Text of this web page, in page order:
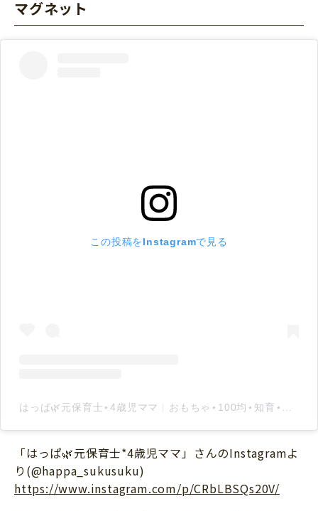
マグネット
この投稿をInstagramで見る
はっぱ🌿元保育士⋆4歳児ママ︴おもちゃ⋆100均⋆知育⋆育児(@happa_sukusuku)がシェアした投稿
「はっぱ🌿元保育士*4歳児ママ」さんのInstagramよ
り(@happa_sukusuku)
https://www.instagram.com/p/CRbLBSQs20V/